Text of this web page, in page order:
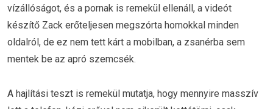
vízállóságot, és a pornak is remekül ellenáll, a videót
készítő Zack erőteljesen megszórta homokkal minden
oldalról, de ez nem tett kárt a mobilban, a zsanérba sem
mentek be az apró szemcsék.
A hajlítási teszt is remekül mutatja, hogy mennyire masszív